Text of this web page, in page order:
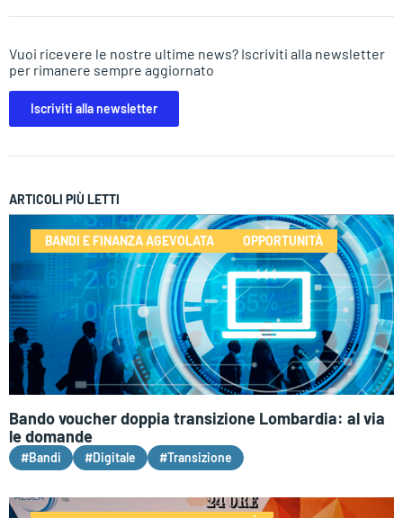
Vuoi ricevere le nostre ultime news? Iscriviti alla newsletter
per rimanere sempre aggiornato
Iscriviti alla newsletter
ARTICOLI PIÙ LETTI
BANDI E FINANZA AGEVOLATA OPPORTUNITÀ
Bando voucher doppia transizione Lombardia: al via
le domande
#Bandi #Digitale #Transizione